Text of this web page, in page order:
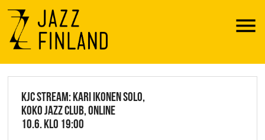
Menu
JAZZ FINLAND LIVE
KJC STREAM: KARI IKONEN SOLO,
KOKO JAZZ CLUB, ONLINE
10.6. KLO 19:00